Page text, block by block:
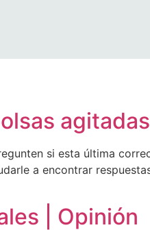
si esta última
a encontrar
| Opinión